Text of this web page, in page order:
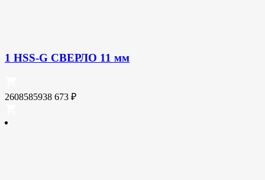
1 HSS-G СВЕРЛО 11 мм
2608585938 673 ₽